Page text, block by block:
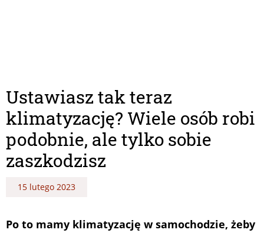
Ustawiasz tak teraz
klimatyzację? Wiele osób robi
podobnie, ale tylko sobie
zaszkodzisz
15 lutego 2023
Po to mamy klimatyzację w samochodzie, żeby